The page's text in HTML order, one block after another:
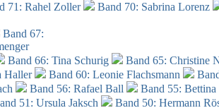
71: Rahel Zoller
Band 70: Sabrina Lorenz
Band 67:
Band 66: Tina Schurig
Band 65: Christine
Haller
Band 60: Leonie Flachsmann
Band 56: Rafael Ball
Band 55:
51: Ursula Jaksch Band 50: Hermann